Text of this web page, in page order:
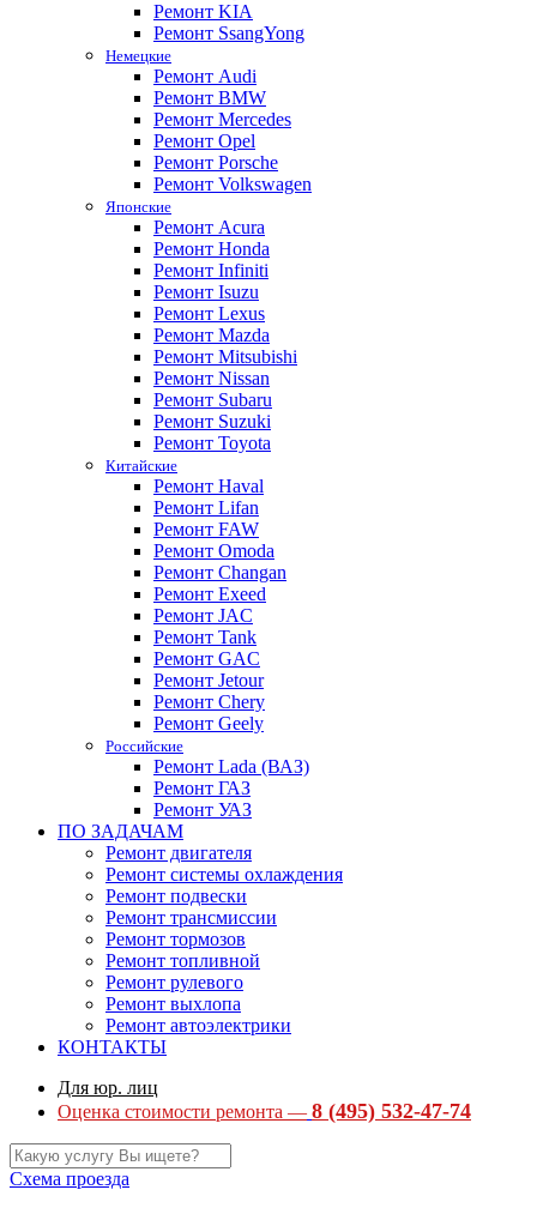
Ремонт KIA
Ремонт SsangYong
Немецкие
Ремонт Audi
Ремонт BMW
Ремонт Mercedes
Ремонт Opel
Ремонт Porsche
Ремонт Volkswagen
Японские
Ремонт Acura
Ремонт Honda
Ремонт Infiniti
Ремонт Isuzu
Ремонт Lexus
Ремонт Mazda
Ремонт Mitsubishi
Ремонт Nissan
Ремонт Subaru
Ремонт Suzuki
Ремонт Toyota
Китайские
Ремонт Haval
Ремонт Lifan
Ремонт FAW
Ремонт Omoda
Ремонт Changan
Ремонт Exeed
Ремонт JAC
Ремонт Tank
Ремонт GAC
Ремонт Jetour
Ремонт Chery
Ремонт Geely
Российские
Ремонт Lada (ВАЗ)
Ремонт ГАЗ
Ремонт УАЗ
ПО ЗАДАЧАМ
Ремонт двигателя
Ремонт системы охлаждения
Ремонт подвески
Ремонт трансмиссии
Ремонт тормозов
Ремонт топливной
Ремонт рулевого
Ремонт выхлопа
Ремонт автоэлектрики
КОНТАКТЫ
Для юр. лиц
Оценка стоимости ремонта — 8 (495) 532-47-74
Схема проезда